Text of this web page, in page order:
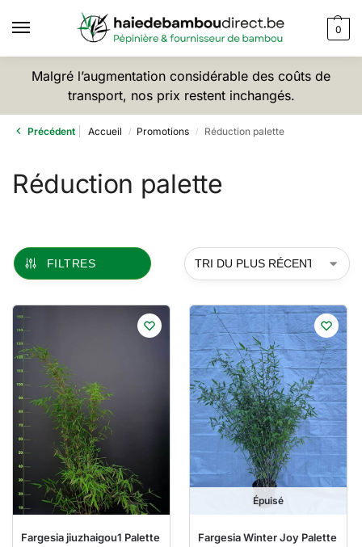
0
Malgré l’augmentation considérable des coûts de
transport, nos prix restent inchangés.
Précédent Accueil / Promotions / Réduction palette
Réduction palette
FILTRES
Fargesia jiuzhaigou1 Palette
Épuisé
Fargesia Winter Joy Palette